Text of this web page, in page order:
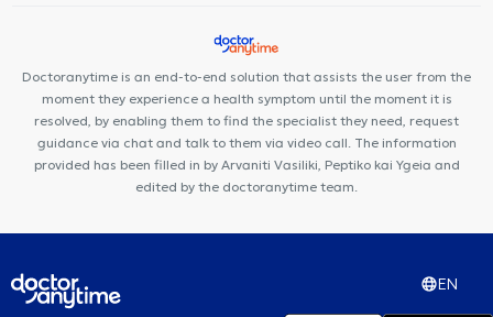
Doctoranytime is an end-to-end solution that assists the user from the
moment they experience a health symptom until the moment it is
resolved, by enabling them to find the specialist they need, request
guidance via chat and talk to them via video call. The information
provided has been filled in by Arvaniti Vasiliki, Peptiko kai Ygeia and
edited by the doctoranytime team.
EN